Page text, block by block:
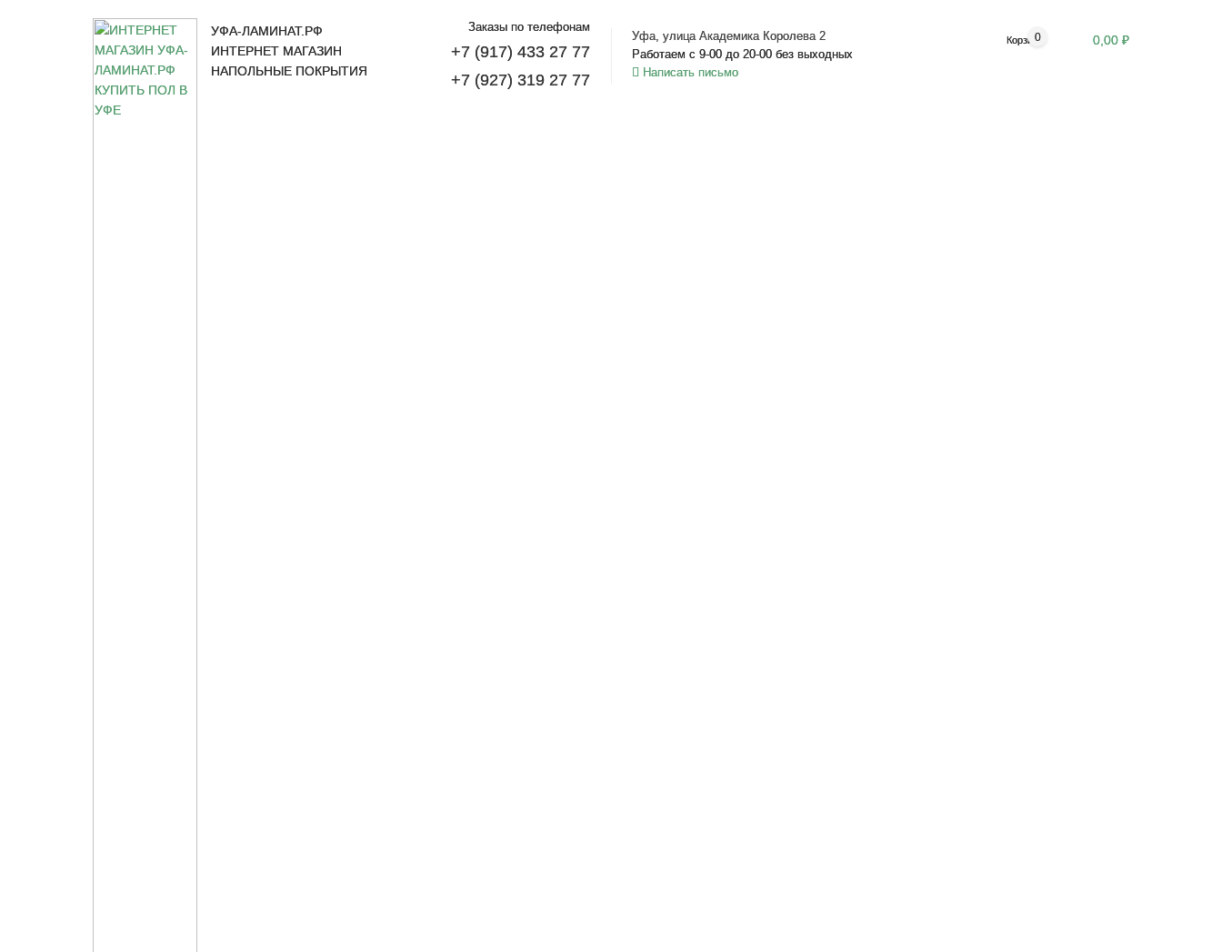
УФА-ЛАМИНАТ.РФ
ИНТЕРНЕТ МАГАЗИН
НАПОЛЬНЫЕ ПОКРЫТИЯ
Заказы по телефонам
+7 (917) 433 27 77
+7 (927) 319 27 77
Уфа, улица Академика Королева 2
Работаем с 9-00 до 20-00 без выходных
Написать письмо
Корзина
0 0,00 ₽